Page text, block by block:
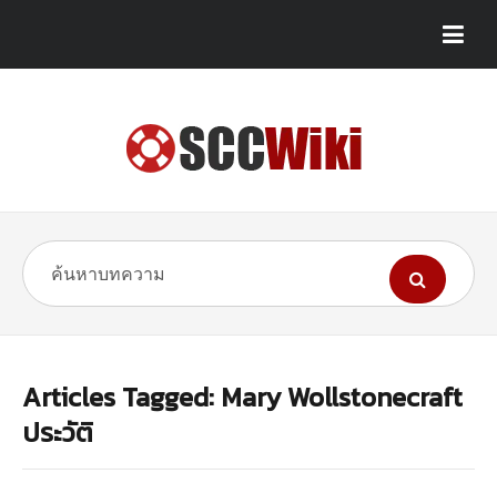
Articles Tagged: Mary Wollstonecraft
ประวัติ